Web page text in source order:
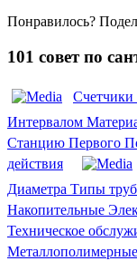
Понравилось?
101 совет по
Интервалом
Станцию Первого
действия
Диаметра Типы труб
Накопительные
Техническое